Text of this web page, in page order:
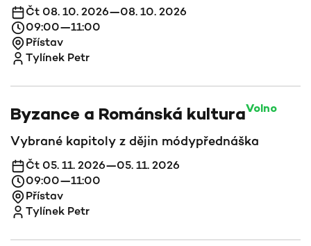
Čt 08. 10. 2026—08. 10. 2026
09:00—11:00
Přístav
Tylínek Petr
Byzance a Románská kulturaVolno
Vybrané kapitoly z dějin módypřednáška
Čt 05. 11. 2026—05. 11. 2026
09:00—11:00
Přístav
Tylínek Petr